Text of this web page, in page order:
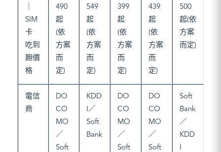
SIM
卡
吃到
飽價
格
490
起
(依
方案
而
定)
549
起
(依
方案
而
定)
399
起
(依
方案
而
定)
439
起
(依
方案
而
定)
500
起(依
方案
而定)
電信
商
DO
CO
MO
／
Soft
KDD
I／
Soft
Bank
DO
CO
MO
／
Soft
DO
CO
MO
／
Soft
Soft
Bank
／
KDD